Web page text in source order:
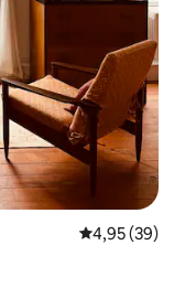
Gemiddelde
4,95 (39)